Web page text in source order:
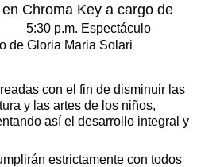
Chroma Key a cargo de
5:30 p.m. Espectáculo
de Gloria Maria Solari
con el fin de disminuir las
y las artes de los niños,
así el desarrollo integral y
estrictamente con todos